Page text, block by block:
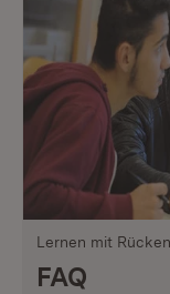
Lernen mit
FAQ